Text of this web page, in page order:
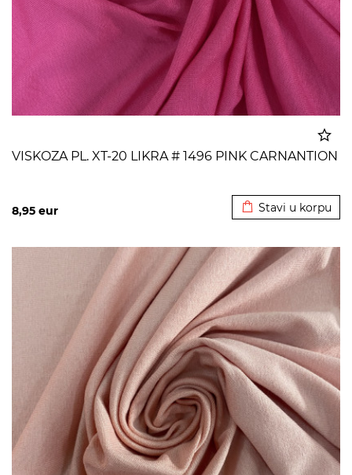
VISKOZA PL. XT-20 LIKRA # 1496 PINK CARNANTION
8,95 eur Stavi u korpu